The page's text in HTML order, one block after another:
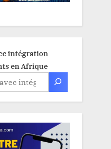
intégration
en Afrique